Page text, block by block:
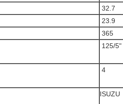
32.7
23.9
365
125/5"
4
ISUZU